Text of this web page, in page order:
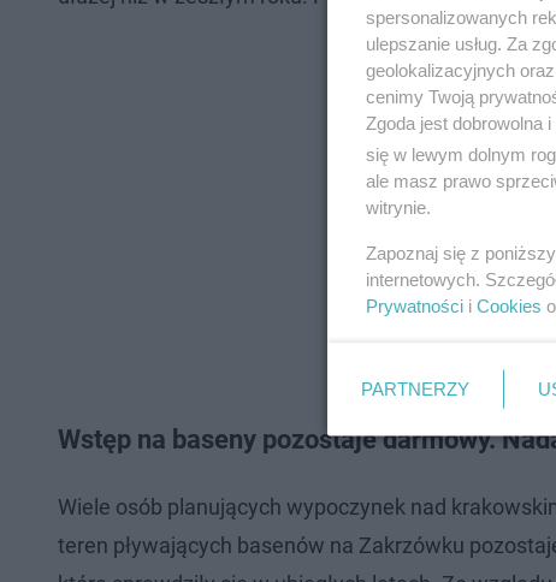
Wstęp na baseny pozostaje darmowy.
Wiele osób planujących wypoczynek nad
teren pływających basenów na Zakrzówku
spersonalizowanych
ulepszanie usług. Za
geolokalizacyjnych
cenimy Twoją
Zgoda jest dobrowolna
się w lewym dolnym
ale masz prawo
witrynie.
Zapoznaj się z
internetowych.
Prywatności i Cookies
PARTNERZY